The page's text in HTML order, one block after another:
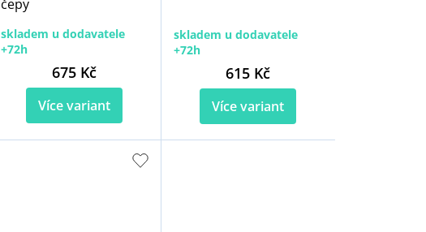
čepy
skladem u dodavatele
+72h
675 Kč
Více variant
skladem u dodavatele
+72h
615 Kč
Více variant